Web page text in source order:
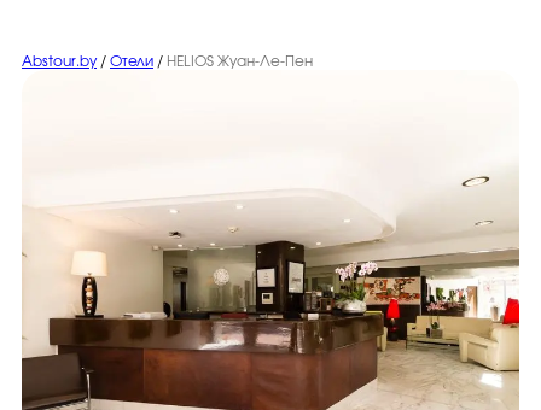
Abstour.by / Отели / HELIOS Жуан-Ле-Пен